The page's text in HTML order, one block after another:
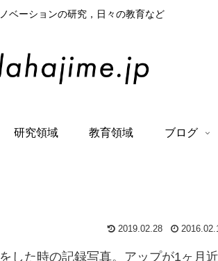
ベーションの研究，日々の教育など
研究領域 教育領域 ブログ
2019.02.28
した時の記録写真。アップが1ヶ月近